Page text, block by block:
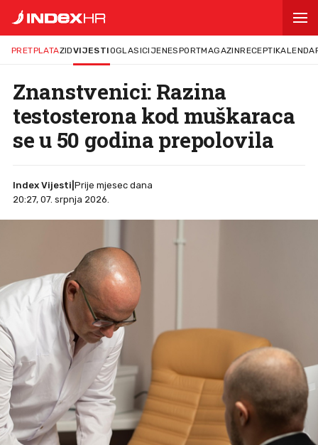
PRETPLATAZIDVIJESTIOGLASICIJENESPORTMAGAZINRECEPTI
Znanstvenici: Razina
testosterona kod muškaraca
se u 50 godina prepolovila
Index Vijesti
Prije mjesec dana
20:27, 07. srpnja 2026.